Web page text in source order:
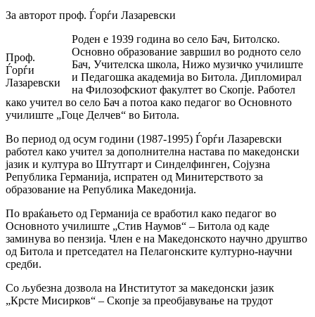
За авторот проф. Ѓорѓи Лазаревски
Проф.
Ѓорѓи
Лазаревски
Роден е 1939 година во село Бач, Битолско.
Основно образование завршил во родното село
Бач, Учителска школа, Нижо музичко училиште
и Педагошка академија во Битола. Дипломирал
на Филозофскиот факултет во Скопје. Работел
како учител во село Бач а потоа како педагог во Основното
училиште „Гоце Делчев“ во Битола.
Во период од осум години (1987-1995) Ѓорѓи Лазаревски
работел како учител за дополнителна настава по македонски
јазик и култура во Штутгарт и Синделфинген, Сојузна
Република Германија, испратен од Минитерството за
образование на Република Македонија.
По враќањето од Германија се вработил како педагог во
Основното училиште „Стив Наумов“ – Битола од каде
заминува во пензија. Член е на Македонското научно друштво
од Битола и претседател на Пелагонските културно-научни
средби.
Со љубезна дозвола на Институтот за македонски јазик
„Крсте Мисирков“ – Скопје за преобјавување на трудот